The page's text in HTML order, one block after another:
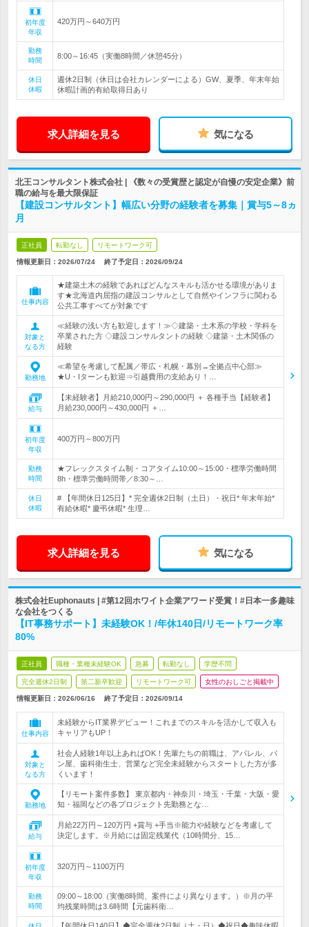
初年度
年収
420万円～640万円
勤務
時間
8:00～16:45（実働8時間／休憩45分）
休日
休暇
週休2日制（休日は会社カレンダーによる）GW、夏季、年末年始
休暇計画的有給取得日あり
求人詳細を見る 気になる
北王コンサルタント株式会社 | 《数々の受賞歴と認定が自慢の安定企業》前
職の給与を最大限保証
【建設コンサルタント】幅広い分野の経験者を募集｜賞与5～8ヵ
月
正社員 転勤なし リモートワーク可
情報更新日：2026/07/24 終了予定日： 2026/09/24
仕事内容
★建築土木の経験であればどんなスキルも活かせる環境がありま
す★北海道内屈指の建設コンサルとして自然やインフラに関わる
公共工事すべてが対象です
対象と
なる方
≪経験の浅い方も歓迎します！≫◇建築・土木系の学校・学科を
卒業された方 ◇建設コンサルタントの経験 ◇建築・土木関係の
経験
勤務地
≪希望を考慮して配属／帯広・札幌・幕別→全拠点中心部≫
★U・Iターンも歓迎⇒引越費用の支給あり！…
給与
【未経験者】月給210,000円～290,000円 ＋ 各種手当【経験者】
月給230,000円～430,000円 ＋…
初年度
年収
400万円～800万円
勤務
時間
★フレックスタイム制・コアタイム10:00～15:00・標準労働時間
8h・標準労働時間帯／8:30～…
休日
休暇
# 【年間休日125日】* 完全週休2日制（土日）・祝日* 年末年始*
有給休暇* 慶弔休暇* 生理…
求人詳細を見る 気になる
株式会社Euphonauts | #第12回ホワイト企業アワード受賞！#日本一多趣味
な会社をつくる
【IT事務サポート】未経験OK！/年休140日/リモートワーク率
80%
正社員 職種・業種未経験OK 急募 転勤なし 学歴不問
完全週休2日制 第二新卒歓迎 リモートワーク可 女性のおしごと掲載中
情報更新日：2026/06/16 終了予定日： 2026/09/14
仕事内容
未経験からIT業界デビュー！これまでのスキルを活かして収入も
キャリアもUP！
対象と
なる方
社会人経験1年以上あればOK！先輩たちの前職は、アパレル、パ
ン屋、歯科衛生士、営業など完全未経験からスタートした方が多
くいます！
勤務地
【リモート案件多数】 東京都内・神奈川・埼玉・千葉・大阪・愛
知・福岡などの各プロジェクト先勤務とな…
給与
月給22万円～120万円 +賞与 +手当※能力や経験などを考慮して
決定します。※月給には固定残業代（10時間分、15…
初年度
年収
320万円～1100万円
勤務
時間
09:00～18:00（実働8時間、案件により異なります。）※月の平
均残業時間は3.6時間【元歯科衛…